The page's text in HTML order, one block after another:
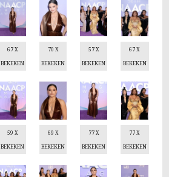
67 X
BEKEKEN
70 X
BEKEKEN
57 X
BEKEKEN
67 X
BEKEKEN
59 X
BEKEKEN
69 X
BEKEKEN
77 X
BEKEKEN
77 X
BEKEKEN